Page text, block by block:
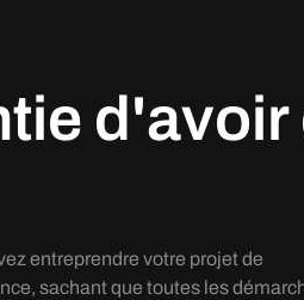
d'avoir
entreprendre votre projet de
sachant que toutes les